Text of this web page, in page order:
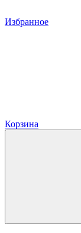
Избранное
Корзина